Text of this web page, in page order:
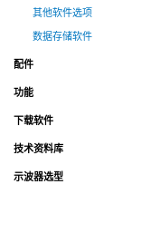
其他软件选项
数据存储软件
配件
功能
下载软件
技术资料库
示波器选型